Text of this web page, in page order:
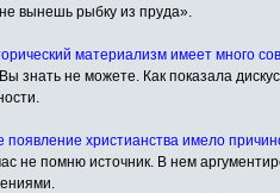
вынешь рыбку из пруда».
материализм имеет много
знать не можете. Как показала
появление христианства имело
не помню источник. В нем